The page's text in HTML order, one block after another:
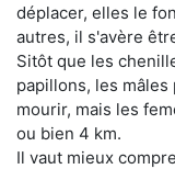
déplacer, elles le
autres, il s'avère
Sitôt que les
papillons, les mâles
mourir, mais les
ou bien 4 km.
Il vaut mieux